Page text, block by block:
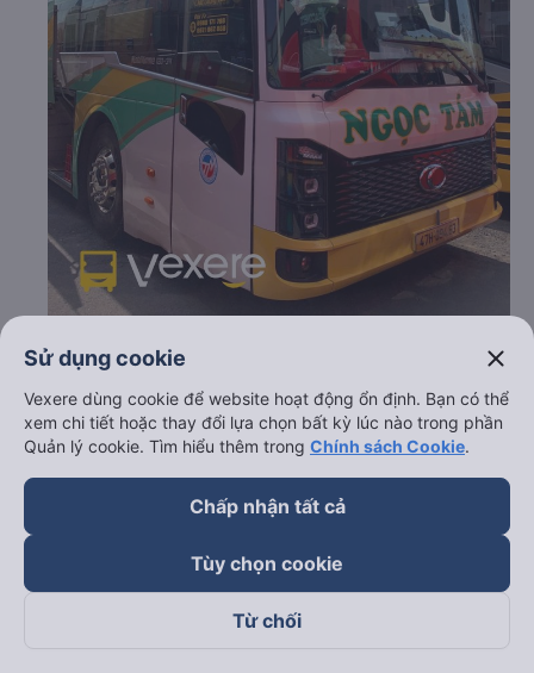
c. Lộ trình, giờ khởi hành và giờ kết thúc của xe khách
Giờ xuất phát ở Phú Yên: 16:00, 17:00
Giờ đến nơi ở Bến xe Miền Đông: 02:00, 03:00
Thời gian chạy từ Phú Yên đi Bến xe Miền Đông của
Ngọc Támkhoảng: 10 giờ
Sử dụng cookie close
Vexere dùng cookie để website hoạt động ổn định. Bạn có thể
xem chi tiết hoặc thay đổi lựa chọn bất kỳ lúc nào trong phần
Quản lý cookie. Tìm hiểu thêm trong Chính sách Cookie.
Chấp nhận tất cả
Tùy chọn cookie
Từ chối